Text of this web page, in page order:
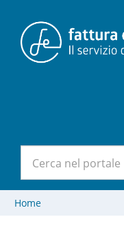
Home